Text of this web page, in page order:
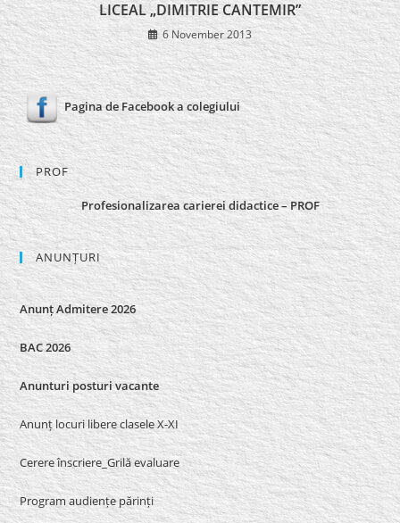
LICEAL „DIMITRIE CANTEMIR”
6 November 2013
Pagina de Facebook a colegiului
PROF
Profesionalizarea carierei didactice – PROF
ANUNȚURI
Anunț Admitere 2026
BAC 2026
Anunturi posturi vacante
Anunț locuri libere clasele X-XI
Cerere înscriere_Grilă evaluare
Program audiențe părinți